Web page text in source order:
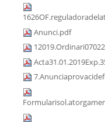
Anunci.pdf